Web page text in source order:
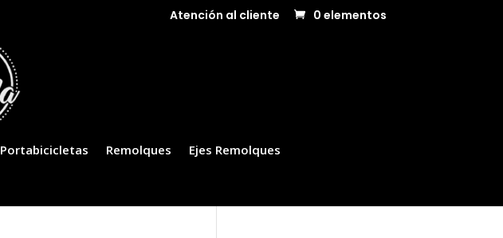
Atención al cliente 0 elementos
Portabicicletas Remolques
Ejes Remolques